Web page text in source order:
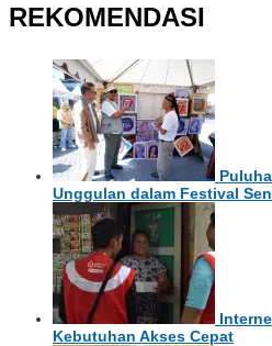
REKOMENDASI
Unggulan dalam Festival
Kebutuhan Akses Cepat